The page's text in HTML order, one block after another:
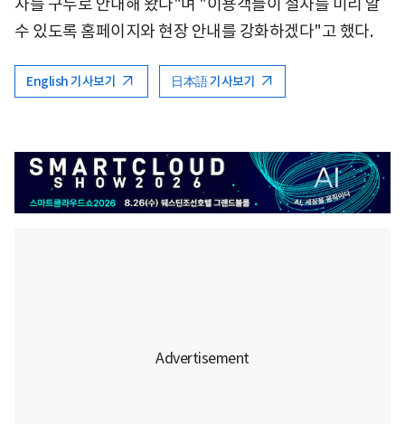
수 있도록 홈페이지와 현장 안내를 강화하겠다"고 했다.
English 기사보기 日本語 기사보기